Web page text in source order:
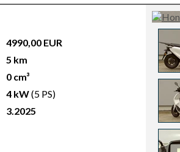
4990,00 EUR
5 km
0 cm³
4 kW(5 PS)
3.2025